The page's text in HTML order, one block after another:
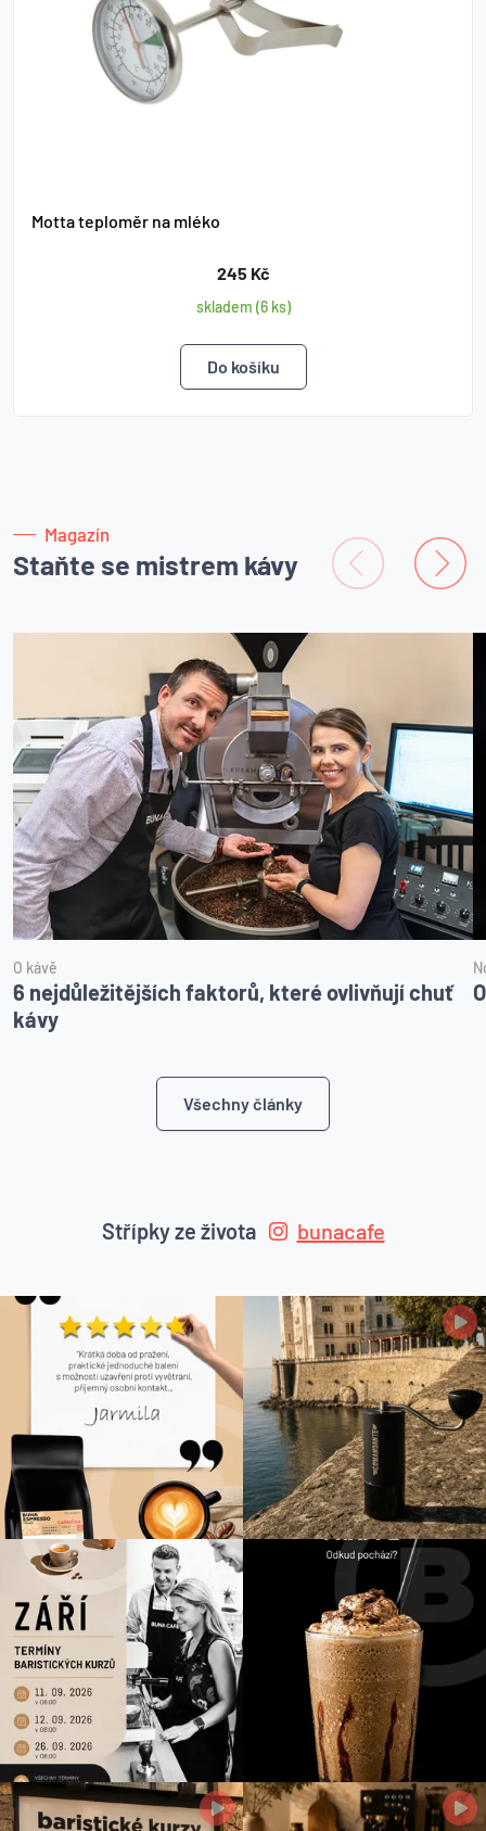
Motta teploměr na mléko
245 Kč
skladem (6 ks)
Magazín
Staňte se mistrem kávy
O kávě
6 nejdůležitějších faktorů, které ovlivňují chuť
kávy
Všechny články
Střípky ze života bunacafe